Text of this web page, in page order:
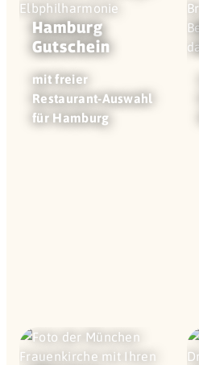
Hamburg
Gutschein
mit freier
Restaurant-Auswahl
für Hamburg